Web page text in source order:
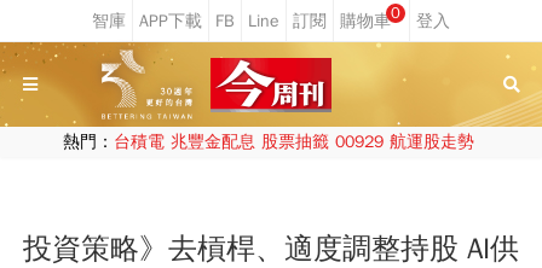
0
熱門： 台積電 兆豐金配息 股票抽籤 00929 航運股走勢
投資策略》去槓桿、適度調整持股 AI供